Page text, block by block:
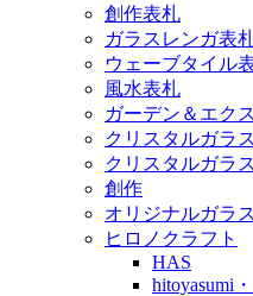
創作表札
ガラスレンガ表
ウェーブタイル
風水表札
ガーデン＆エク
クリスタルガラ
クリスタルガラ
創作
オリジナルガラ
ヒロノクラフト
HAS
hitoyasumi